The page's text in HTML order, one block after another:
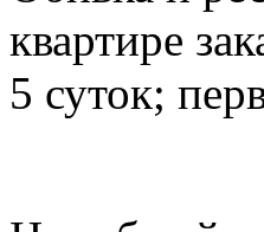
квартире
5 суток;